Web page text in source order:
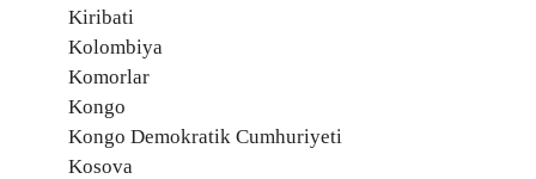
Kiribati
Kolombiya
Komorlar
Kongo
Kongo Demokratik Cumhuriyeti
Kosova